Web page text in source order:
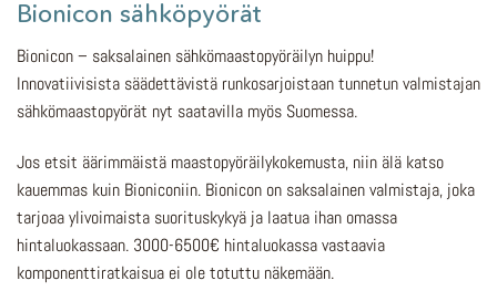
Bionicon sähköpyörät
Bionicon – saksalainen sähkömaastopyöräilyn huippu!
Innovatiivisista säädettävistä runkosarjoistaan tunnetun valmistajan
sähkömaastopyörät nyt saatavilla myös Suomessa.
Jos etsit äärimmäistä maastopyöräilykokemusta, niin älä katso
kauemmas kuin Bioniconiin. Bionicon on saksalainen valmistaja, joka
tarjoaa ylivoimaista suorituskykyä ja laatua ihan omassa
hintaluokassaan. 3000-6500€ hintaluokassa vastaavia
komponenttiratkaisua ei ole totuttu näkemään.